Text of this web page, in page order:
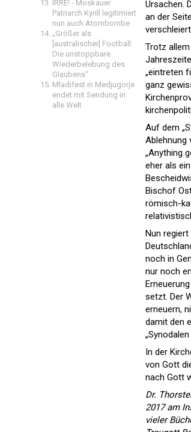
IRRE! - Moskauer
Patriarch Kyrill legitimiert
nun auch Atombombe
„Größer als
[australischer] Football:
Die unstoppbare
Wiederbelebung des
Glaubens“
Mladifest in Medjugorje
endet mit Sendung in
alle Welt
Ursachen.
an der
Trotz
„eintreten
ganz
Auf dem
Ablehnung
„Anything
eher als
Bischof
römisch-
Nun
noch in
nur noch
setzt. Der
erneuern,
damit den
In der
von Gott
nach Gott
Dr.
2017 am
vieler